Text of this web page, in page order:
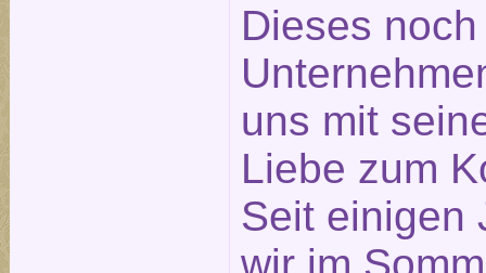
Dieses
uns mit
Liebe zum
Seit einigen